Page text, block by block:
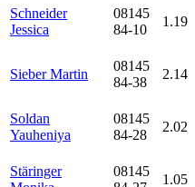
Schneider
Jessica
08145
84-10
1.19
Sieber Martin
08145
84-38
2.14
Soldan
Yauheniya
08145
84-28
2.02
Stäringer
08145
1.05